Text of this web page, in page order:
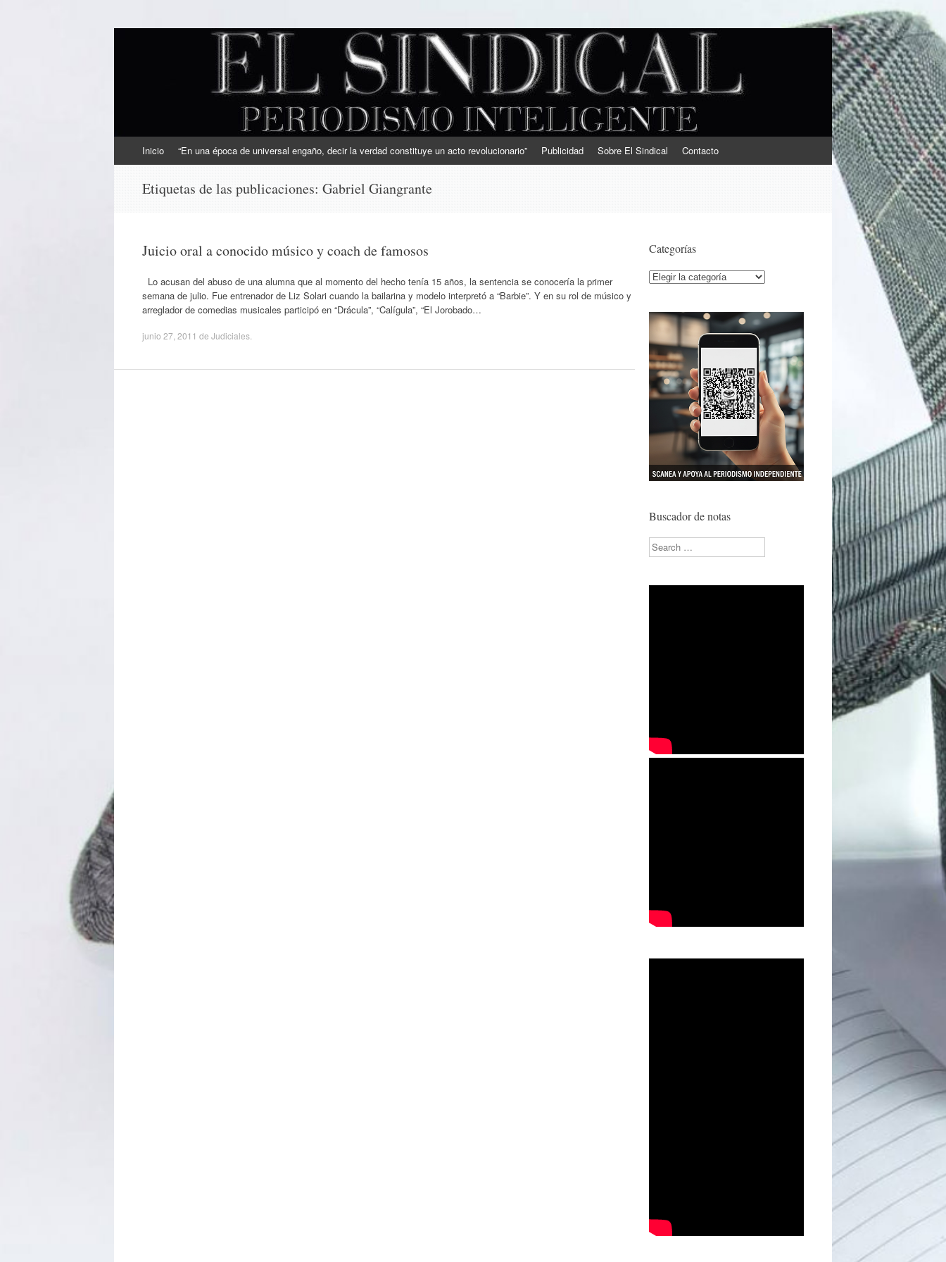
EL SINDICAL
Periodismo Inteligente
al
Inicio “En una época de universal engaño, decir la verdad constituye un acto revolucionario” Publicidad Sobre El Sindical Contacto
Etiquetas de las publicaciones: Gabriel Giangrante
Juicio oral a conocido músico y coach de famosos
Lo acusan del abuso de una alumna que al momento del hecho tenía 15 años, la sentencia se conocería la primer
semana de julio. Fue entrenador de Liz Solari cuando la bailarina y modelo interpretó a “Barbie”. Y en su rol de músico y
arreglador de comedias musicales participó en “Drácula”, “Calígula”, “El Jorobado…
junio 27, 2011 de Judiciales
Categorías
Categorías
Buscador de notas
Search